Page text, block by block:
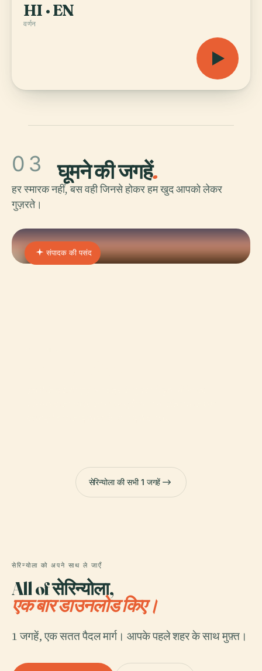
HI · EN
वर्णन
03 घूमने की जगहें.
हर स्मारक नहीं, बस वही जिनसे होकर हम खुद आपको लेकर
गुज़रते।
संपादक की पसंद
सेरिन्योला की सभी 1 जगहें
सेरिन्योला को अपने साथ ले जाएँ
All of सेरिन्योला,
एक बार डाउनलोड किए।
1 जगहें, एक सतत पैदल मार्ग। आपके पहले शहर के साथ मुफ़्त।